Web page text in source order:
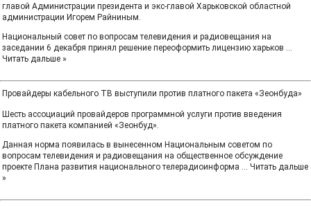
главой Администрации президента и экс-главой Харьковской областной
администрации Игорем Райниным.
Национальный совет по вопросам телевидения и радиовещания на
заседании 6 декабря принял решение переоформить лицензию харьков ...
Читать дальше »
Провайдеры кабельного ТВ выступили против платного пакета «Зеонбуда»
Шесть ассоциаций провайдеров программной услуги против введения
платного пакета компанией «Зеонбуд».
Данная норма появилась в вынесенном Национальным советом по
вопросам телевидения и радиовещания на общественное обсуждение
проекте Плана развития национального телерадиоинформа ... Читать дальше
»